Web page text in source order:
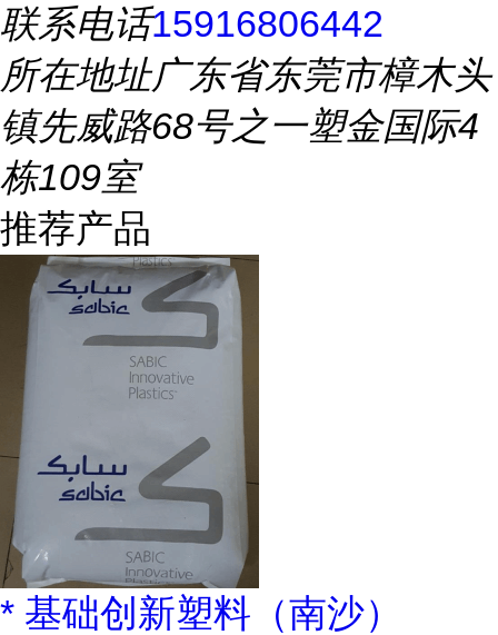
联系电话15916806442
所在地址广东省东莞市樟木头
镇先威路68号之一塑金国际4
栋109室
推荐产品
* 基础创新塑料（南沙）